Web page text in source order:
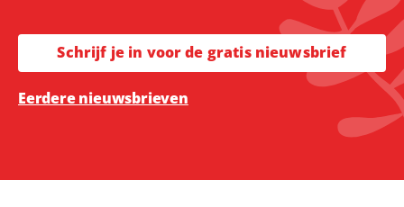
Schrijf je in voor de gratis nieuwsbrief
Eerdere nieuwsbrieven